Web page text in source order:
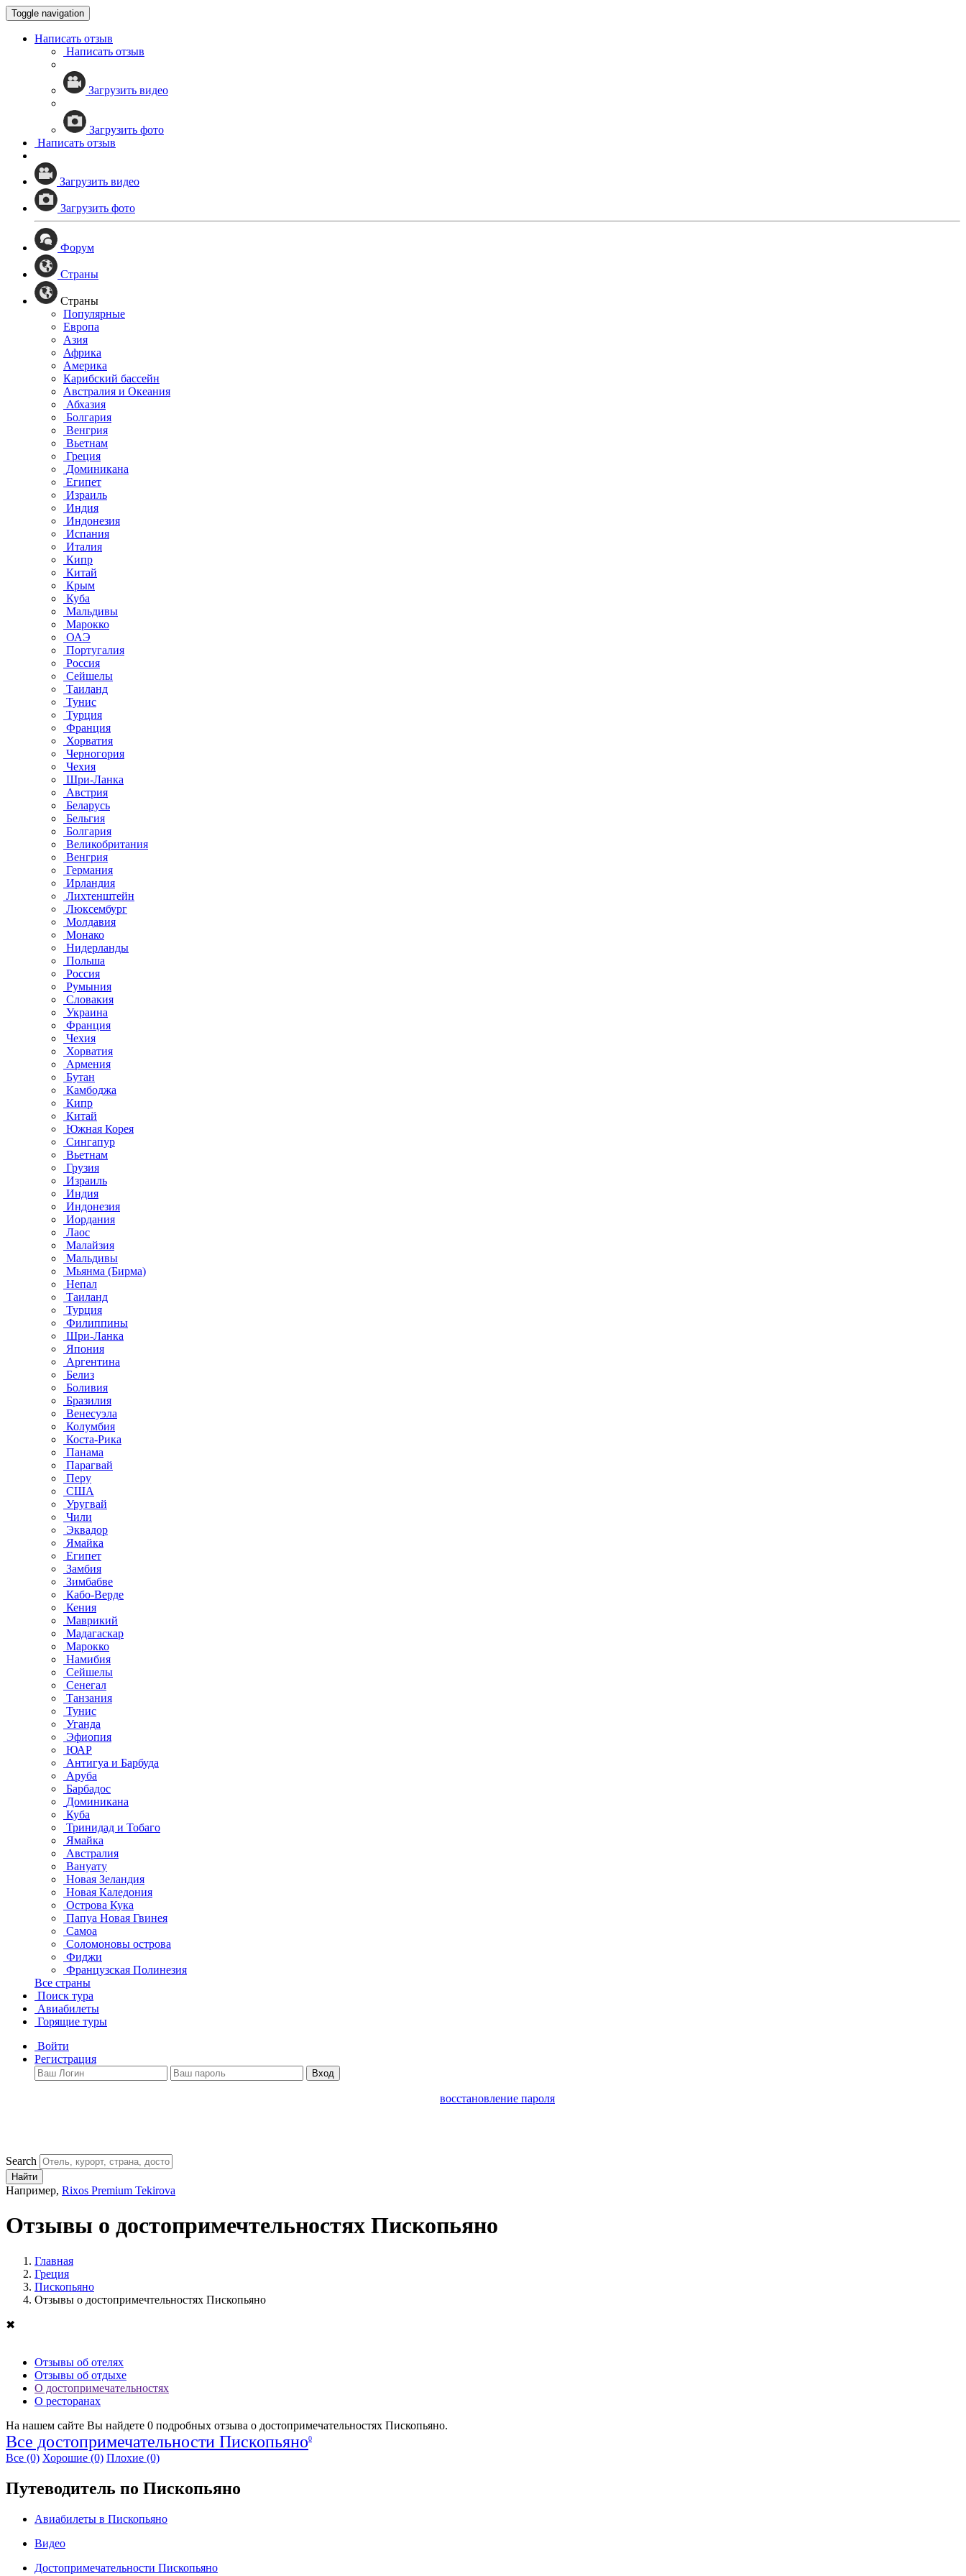
Toggle navigation
Написать отзыв
Написать отзыв
Загрузить видео
Загрузить фото
Написать отзыв
Загрузить видео
Загрузить фото
Форум
Страны
Страны
Популярные
Европа
Азия
Африка
Америка
Карибский бассейн
Австралия и Океания
Абхазия
Болгария
Венгрия
Вьетнам
Греция
Доминикана
Египет
Израиль
Индия
Индонезия
Испания
Италия
Кипр
Китай
Крым
Куба
Мальдивы
Марокко
ОАЭ
Португалия
Россия
Сейшелы
Таиланд
Тунис
Турция
Франция
Хорватия
Черногория
Чехия
Шри-Ланка
Австрия
Беларусь
Бельгия
Болгария
Великобритания
Венгрия
Германия
Ирландия
Лихтенштейн
Люксембург
Молдавия
Монако
Нидерланды
Польша
Россия
Румыния
Словакия
Украина
Франция
Чехия
Хорватия
Армения
Бутан
Камбоджа
Кипр
Китай
Южная Корея
Сингапур
Вьетнам
Грузия
Израиль
Индия
Индонезия
Иордания
Лаос
Малайзия
Мальдивы
Мьянма (Бирма)
Непал
Таиланд
Турция
Филиппины
Шри-Ланка
Япония
Аргентина
Белиз
Боливия
Бразилия
Венесуэла
Колумбия
Коста-Рика
Панама
Парагвай
Перу
США
Уругвай
Чили
Эквадор
Ямайка
Египет
Замбия
Зимбабве
Кабо-Верде
Кения
Маврикий
Мадагаскар
Марокко
Намибия
Сейшелы
Сенегал
Танзания
Тунис
Уганда
Эфиопия
ЮАР
Антигуа и Барбуда
Аруба
Барбадос
Доминикана
Куба
Тринидад и Тобаго
Ямайка
Австралия
Вануату
Новая Зеландия
Новая Каледония
Острова Кука
Папуа Новая Гвинея
Самоа
Соломоновы острова
Фиджи
Французская Полинезия
Все страны
Поиск тура
Авиабилеты
Горящие туры
Войти
Регистрация
Вход
восстановление пароля
Search
Найти
Например, Rixos Premium Tekirova
Отзывы о достопримечтельностях Пископьяно
Главная
Греция
Пископьяно
Отзывы о достопримечтельностях Пископьяно
✖
Отзывы об отелях
Отзывы об отдыхе
О достопримечательностях
О ресторанах
На нашем сайте Вы найдете 0 подробных отзыва о достопримечательностях Пископьяно.
Все достопримечательности Пископьяно0
Все (0) Хорошие (0) Плохие (0)
Путеводитель по Пископьяно
Авиабилеты в Пископьяно
Видео
Достопримечательности Пископьяно